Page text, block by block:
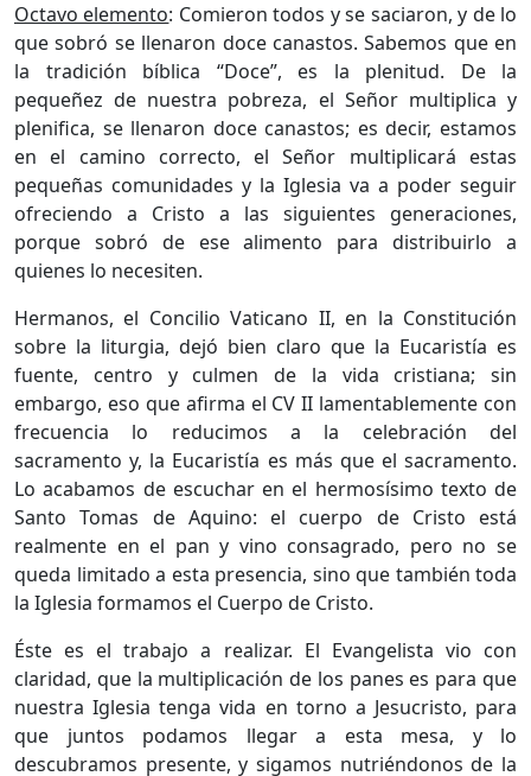
Octavo elemento: Comieron todos y se saciaron, y de lo
que sobró se llenaron doce canastos. Sabemos que en
la tradición bíblica “Doce”, es la plenitud. De la
pequeñez de nuestra pobreza, el Señor multiplica y
plenifica, se llenaron doce canastos; es decir, estamos
en el camino correcto, el Señor multiplicará estas
pequeñas comunidades y la Iglesia va a poder seguir
ofreciendo a Cristo a las siguientes generaciones,
porque sobró de ese alimento para distribuirlo a
quienes lo necesiten.
Hermanos, el Concilio Vaticano II, en la Constitución
sobre la liturgia, dejó bien claro que la Eucaristía es
fuente, centro y culmen de la vida cristiana; sin
embargo, eso que afirma el CV II lamentablemente con
frecuencia lo reducimos a la celebración del
sacramento y, la Eucaristía es más que el sacramento.
Lo acabamos de escuchar en el hermosísimo texto de
Santo Tomas de Aquino: el cuerpo de Cristo está
realmente en el pan y vino consagrado, pero no se
queda limitado a esta presencia, sino que también toda
la Iglesia formamos el Cuerpo de Cristo.
Éste es el trabajo a realizar. El Evangelista vio con
claridad, que la multiplicación de los panes es para que
nuestra Iglesia tenga vida en torno a Jesucristo, para
que juntos podamos llegar a esta mesa, y lo
descubramos presente, y sigamos nutriéndonos de la